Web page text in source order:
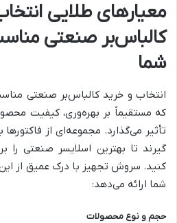
معیارهای طلایی
کالباس‌بر صنعتی
شما
انتخاب و خرید کالباس‌بر صنعتی
که مستقیماً بر بهره‌وری، کیفیت
تأثیر می‌گذارد. مجموعه‌ای از فاکتورها
گیرند تا بهترین اسلایسر صنعتی را
کنید. سروش تجهیز با درک عمیق از این
شما ارائه می‌دهد:
حجم و نوع محصولات